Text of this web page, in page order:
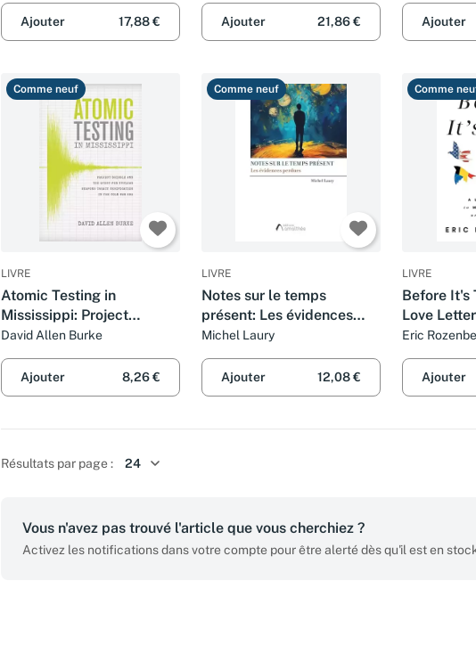
Ajouter 17,88 € Ajouter 21,86 € Ajouter
Comme neuf
LIVRE
Atomic Testing in
Mississippi: Project
Dribble and the Quest for
Nuclear Weapons Treaty
Verification in the Cold
War Era
David Allen Burke
Ajouter 8,26 €
Comme neuf
LIVRE
Notes sur le temps
présent: Les évidences
perdues
Michel Laury
Ajouter 12,08 €
Comme
LIVRE
Before It's
Love
Daughters
Eric
Ajouter
Résultats par page :
Vous n'avez pas trouvé l'article que vous cherchiez ?
Activez les notifications dans votre compte pour être alerté dès qu'il est en